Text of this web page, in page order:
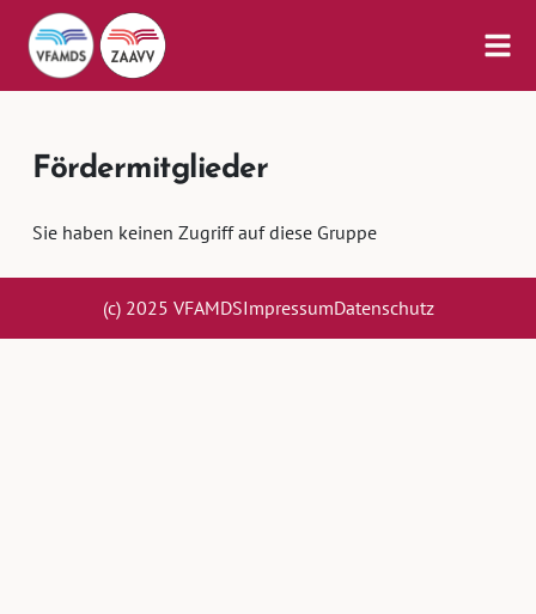
Fördermitglieder
Sie haben keinen Zugriff auf diese Gruppe
(c) 2025 VFAMDSImpressumDatenschutz